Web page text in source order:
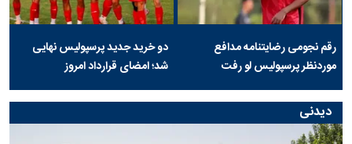
رقم نجومی رضایتنامه مدافع
موردنظر پرسپولیس لو رفت
دو خرید جدید پرسپولیس نهایی
شد؛ امضای قرارداد امروز
دیدنی